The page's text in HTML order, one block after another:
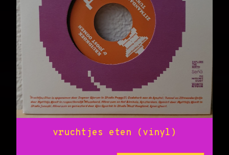
vruchtjes eten (vinyl)